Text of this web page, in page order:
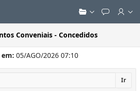
Conveniais - Concedidos
05/AGO/2026 07:10
Ir